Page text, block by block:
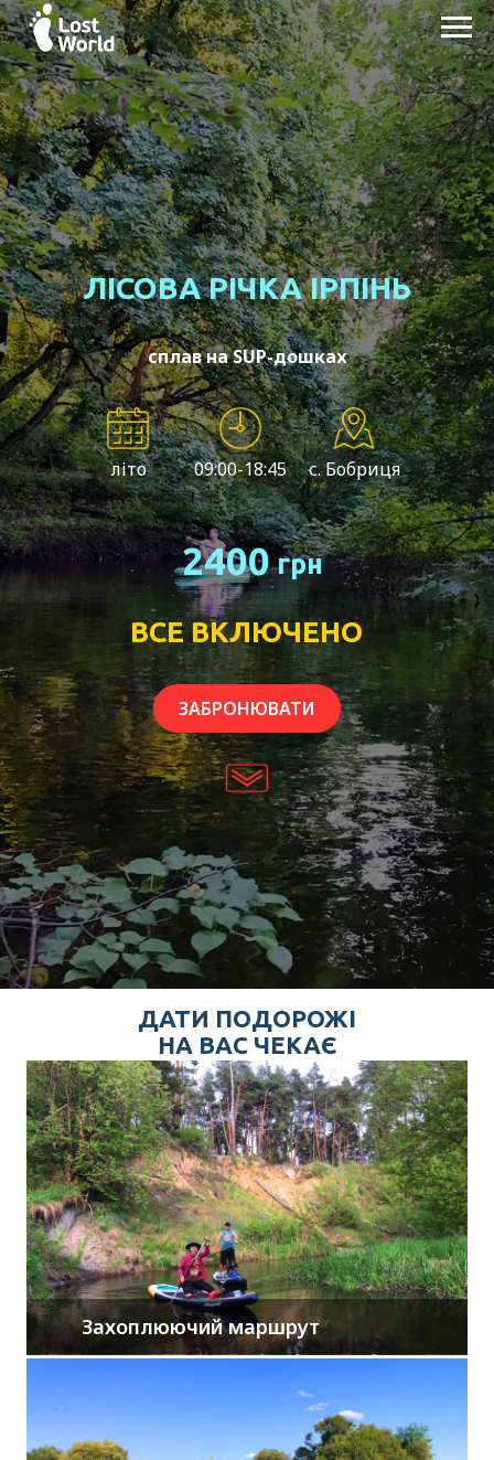
ЛІСОВА РІЧКА ІРПІНЬ
сплав на SUP-дошках
ЗАБРОНЮВАТИ
2400 грн
літо с. Бобриця
09:00-18:45
ВСЕ ВКЛЮЧЕНО
ДАТИ ПОДОРОЖІ
НА ВАС ЧЕКАЄ
Захоплюючий маршрут